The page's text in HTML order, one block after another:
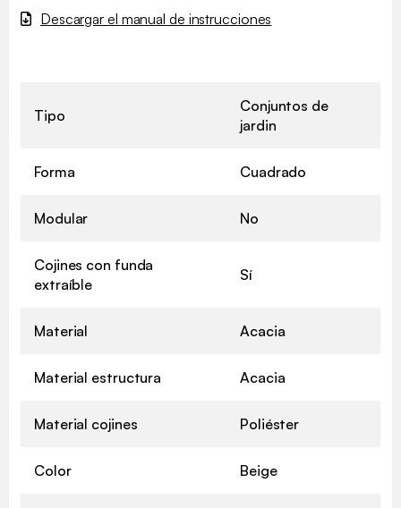
Descargar el manual de instrucciones
Tipo
Conjuntos de
jardin
Forma Cuadrado
Modular No
Cojines con funda
extraíble
Sí
Material Acacia
Material estructura Acacia
Material cojines Poliéster
Color Beige